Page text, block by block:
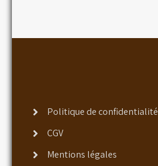
Politique de confidentialité
CGV
Mentions légales